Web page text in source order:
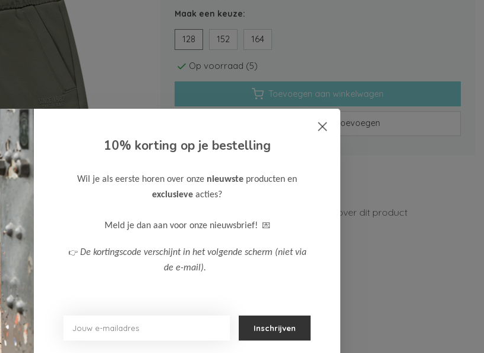
Maak een keuze:
128 152 164
Op voorraad (5)
Toevoegen aan winkelwagen
Aan verlanglijst toevoegen
Gratis verzenden vanaf 75,-
Verzenden 1-3 werkdagen
Neem contact op over dit product
10% korting op je bestelling
Wil je als eerste horen over onze nieuwste producten en
exclusieve acties?
Meld je dan aan voor onze nieuwsbrief! 💌
👉 De kortingscode verschijnt in het volgende scherm (niet via
de e-mail).
Inschrijven